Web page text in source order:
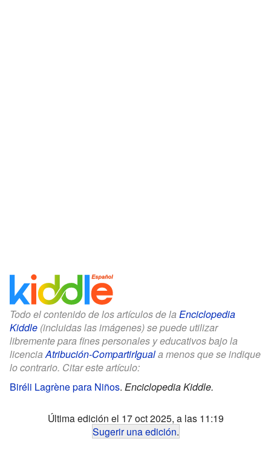
Todo el contenido de los artículos de la Enciclopedia
Kiddle (incluidas las imágenes) se puede utilizar
libremente para fines personales y educativos bajo la
licenciaAtribución-CompartirIguala menos que se indique
lo contrario. Citar este artículo:
Biréli Lagrène para Niños. Enciclopedia Kiddle.
Última edición el 17 oct 2025, a las 11:19
Sugerir una edición.